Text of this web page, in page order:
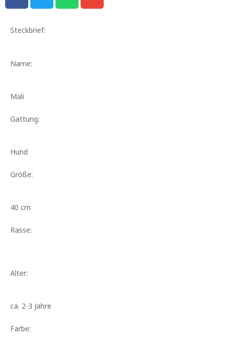
Steckbrief:
Name:
Mali
Gattung:
Hund
Größe:
40 cm
Rasse:
Alter:
ca. 2-3 Jahre
Farbe: